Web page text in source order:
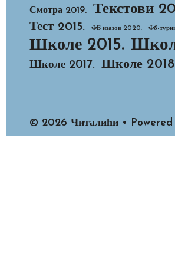
Смотра 2019. Текстови
Тест 2015. ФБ изазов 2020. Фб-
Школе 2015.
Школе 2017. Школе
© 2026 Читалићи •